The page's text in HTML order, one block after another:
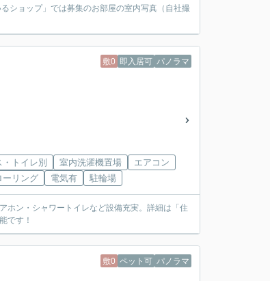
ショップ」では募集のお部屋の室内写真（自社撮
敷0 即入居可 パノラマ
・トイレ別 室内洗濯機置場
エアコン
ーリング
電気有 駐輪場
ホン・シャワートイレなど設備充実。詳細は「住
です！
敷0 ペット可 パノラマ